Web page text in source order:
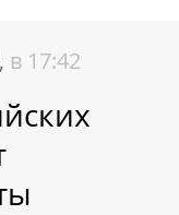
в 17:42